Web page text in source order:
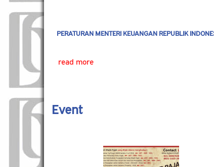
PERATURAN MENTERI KEUANGAN REPUBLIK
read more
Event